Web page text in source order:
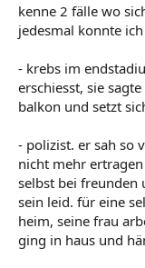
kenne 2 fälle wo
jedesmal konnte
- krebs im
erschiesst, sie
balkon und setzt
- polizist. er sah so
nicht mehr
selbst bei
sein leid. für eine
heim, seine frau
ging in haus und